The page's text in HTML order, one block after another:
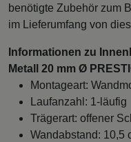
benötigte Zubehör zum
im Lieferumfang von
Informationen zu
Metall 20 mm Ø
Montageart:
Laufanzahl: 1-läufig
Trägerart: offener
Wandabstand: 10,5